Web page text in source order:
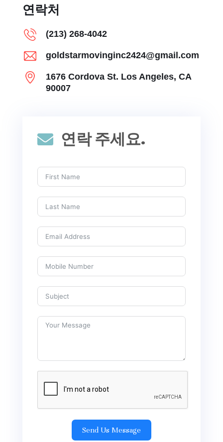
 연락 주세요.
Send Us Message
연락처
(213) 268-4042
goldstarmovinginc2424@gmail.com
1676 Cordova St. Los Angeles, CA
90007